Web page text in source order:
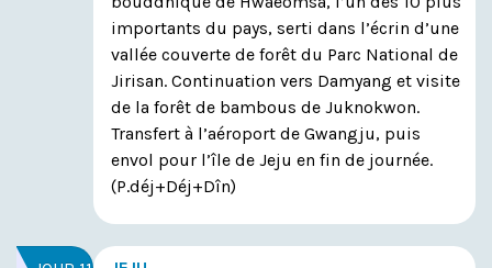
importants du pays, serti dans l’écrin d’une
vallée couverte de forêt du Parc National de
Jirisan. Continuation vers Damyang et visite
de la forêt de bambous de Juknokwon.
Transfert à l’aéroport de Gwangju, puis
envol pour l’île de Jeju en fin de journée.
(P.déj+Déj+Dîn)